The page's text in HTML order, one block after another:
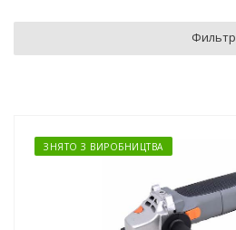
Фильтр
ЗНЯТО З ВИРОБНИЦТВА